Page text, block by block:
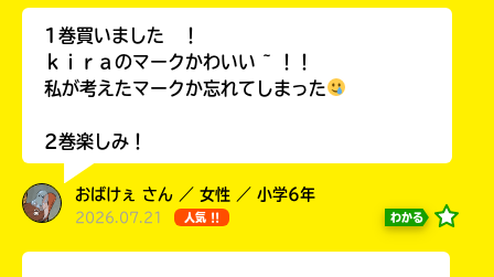
1巻買いました ！
ｋｉｒａのマークかわいい ~ ！！
私が考えたマークか忘れてしまった
2巻楽しみ！
おばけぇ さん ／ 女性 ／ 小学6年
2026.07.21 人気 !! わかる
え
る
の
う
一